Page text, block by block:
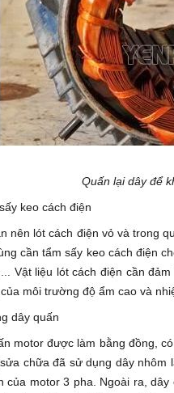
Quấn lại dây để
keo cách điện
nên lót cách điện vỏ và trong
cần tẩm sấy keo cách điện
Vật liệu lót cách điện cần
môi trường độ ẩm cao và
dây quấn
motor được làm bằng đồng,
chữa đã sử dụng dây nhôm
của motor 3 pha. Ngoài ra,